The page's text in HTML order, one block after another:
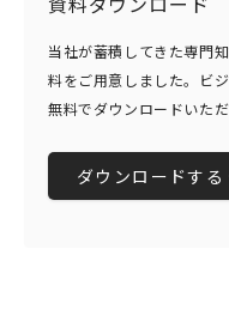
当社が蓄積してきた専門
料をご用意しました。ビ
無料でダウンロードいただ
ダウンロードする